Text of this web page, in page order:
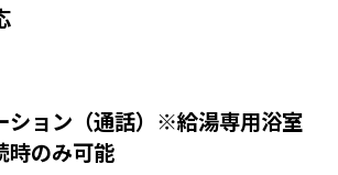
ション（通話）※給湯専用浴室
時のみ可能